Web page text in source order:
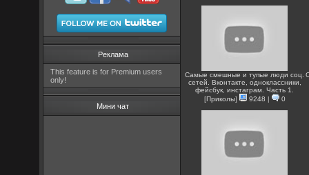
Реклама
This feature is for Premium users
only!
Мини чат
Самые смешные и тупые люди соц.
сетей. Вконтакте, одноклассники,
фейсбук, инстаграм. Часть 1.
[Приколы] 9248 | 0